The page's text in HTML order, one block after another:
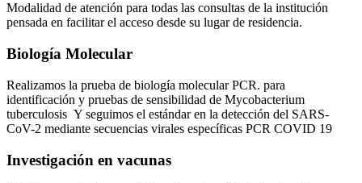
Modalidad de atención para todas las consultas de la institución
pensada en facilitar el acceso desde su lugar de residencia.
Biología Molecular
Realizamos la prueba de biología molecular PCR. para
identificación y pruebas de sensibilidad de Mycobacterium
tuberculosis Y seguimos el estándar en la detección del SARS-
CoV-2 mediante secuencias virales específicas PCR COVID 19
Investigación en vacunas